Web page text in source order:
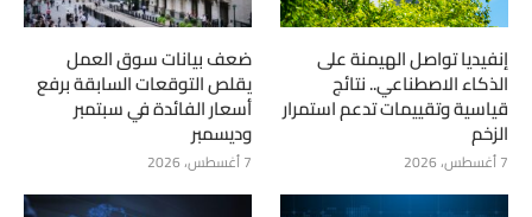
إنفيديا تواصل الهيمنة على
الذكاء الاصطناعي.. نتائج
قياسية وتقييمات تدعم استمرار
الزخم
7 أغسطس، 2026
ضعف بيانات سوق العمل
يقلص التوقعات السابقة برفع
أسعار الفائدة في سبتمبر
وديسمبر
7 أغسطس، 2026